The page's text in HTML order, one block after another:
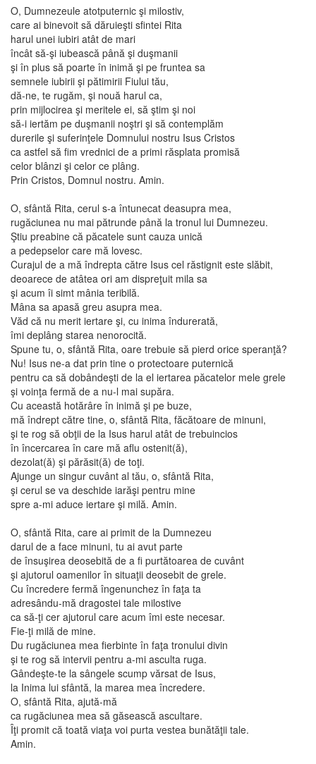
O, Dumnezeule atotputernic şi milostiv,
care ai binevoit să dăruieşti sfintei Rita
harul unei iubiri atât de mari
încât să-şi iubească până şi duşmanii
şi în plus să poarte în inimă şi pe fruntea sa
semnele iubirii şi pătimirii Fiului tău,
dă-ne, te rugăm, şi nouă harul ca,
prin mijlocirea şi meritele ei, să ştim şi noi
să-i iertăm pe duşmanii noştri şi să contemplăm
durerile şi suferinţele Domnului nostru Isus Cristos
ca astfel să fim vrednici de a primi răsplata promisă
celor blânzi şi celor ce plâng.
Prin Cristos, Domnul nostru. Amin.
O, sfântă Rita, cerul s-a întunecat deasupra mea,
rugăciunea nu mai pătrunde până la tronul lui Dumnezeu.
Ştiu preabine că păcatele sunt cauza unică
a pedepselor care mă lovesc.
Curajul de a mă îndrepta către Isus cel răstignit este slăbit,
deoarece de atâtea ori am dispreţuit mila sa
şi acum îi simt mânia teribilă.
Mâna sa apasă greu asupra mea.
Văd că nu merit iertare şi, cu inima îndurerată,
îmi deplâng starea nenorocită.
Spune tu, o, sfântă Rita, oare trebuie să pierd orice speranţă?
Nu! Isus ne-a dat prin tine o protectoare puternică
pentru ca să dobândeşti de la el iertarea păcatelor mele grele
şi voinţa fermă de a nu-l mai supăra.
Cu această hotărâre în inimă şi pe buze,
mă îndrept către tine, o, sfântă Rita, făcătoare de minuni,
şi te rog să obţii de la Isus harul atât de trebuincios
în încercarea în care mă aflu ostenit(ă),
dezolat(ă) şi părăsit(ă) de toţi.
Ajunge un singur cuvânt al tău, o, sfântă Rita,
şi cerul se va deschide iarăşi pentru mine
spre a-mi aduce iertare şi milă. Amin.
O, sfântă Rita, care ai primit de la Dumnezeu
darul de a face minuni, tu ai avut parte
de însuşirea deosebită de a fi purtătoarea de cuvânt
şi ajutorul oamenilor în situaţii deosebit de grele.
Cu încredere fermă îngenunchez în faţa ta
adresându-mă dragostei tale milostive
ca să-ţi cer ajutorul care acum îmi este necesar.
Fie-ţi milă de mine.
Du rugăciunea mea fierbinte în faţa tronului divin
şi te rog să intervii pentru a-mi asculta ruga.
Gândeşte-te la sângele scump vărsat de Isus,
la Inima lui sfântă, la marea mea încredere.
O, sfântă Rita, ajută-mă
ca rugăciunea mea să găsească ascultare.
Îţi promit că toată viaţa voi purta vestea bunătăţii tale.
Amin.